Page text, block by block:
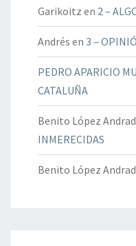
Garikoitz en 2 –
Andrés en 3 –
PEDRO APARICIO
CATALUÑA
Benito López
INMERECIDAS
Benito López